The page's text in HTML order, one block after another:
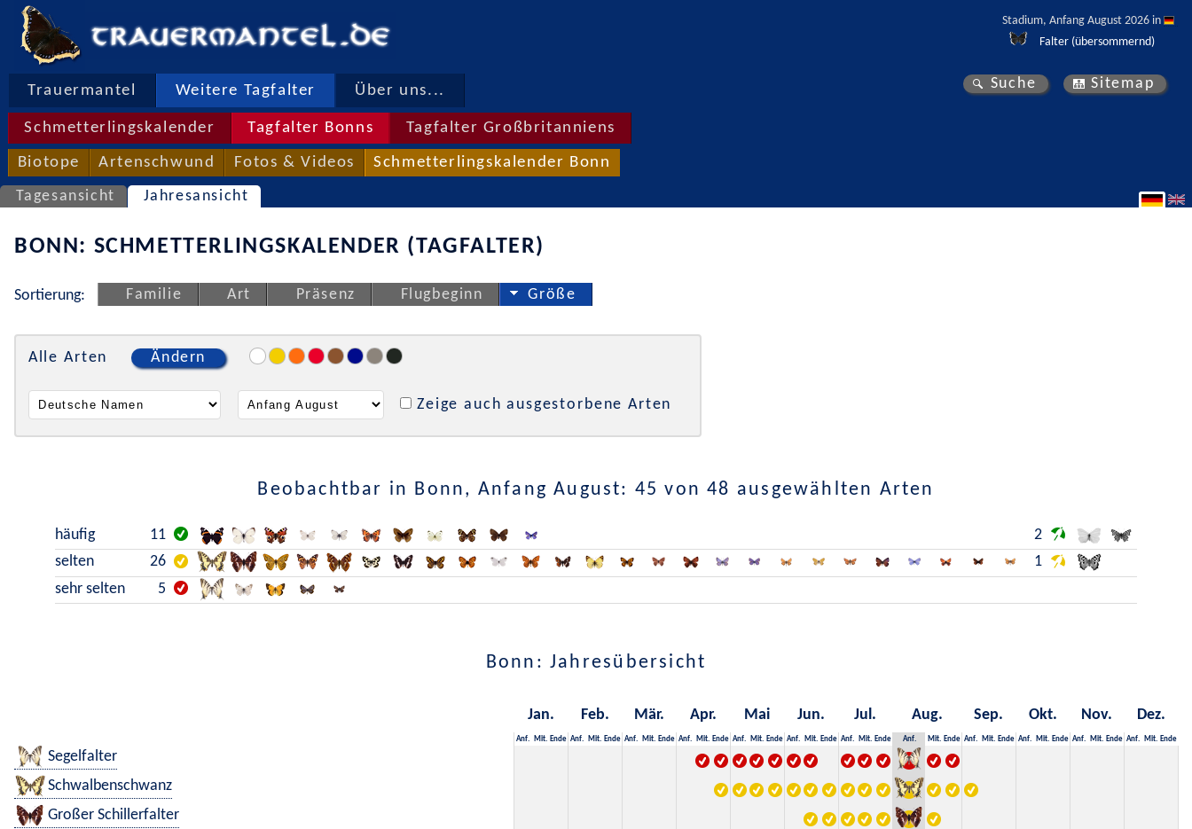
Stadium, Anfang August 2026 in
Falter (übersommernd)
Trauermantel Weitere Tagfalter Über uns...
Schmetterlingskalender Tagfalter Bonns Tagfalter Großbritanniens
Biotope Artenschwund Fotos & Videos Schmetterlingskalender Bonn
Suche Sitemap
Tagesansicht Jahresansicht
BONN: SCHMETTERLINGSKALENDER (TAGFALTER)
Sortierung: Familie Art Präsenz Flugbeginn Größe
Alle Arten Ändern
Zeige auch ausgestorbene Arten
Beobachtbar in Bonn, Anfang August: 45 von 48 ausgewählten Arten
häufig 11
2
selten
26
1
sehr selten
5
Bonn: Jahresübersicht
Jan. Feb. Mär. Apr. Mai Jun. Jul. Aug. Sep. Okt. Nov. Dez.
Anf. Mit. Ende Anf. Mit. Ende Anf. Mit. Ende Anf. Mit. Ende Anf. Mit. Ende Anf. Mit. Ende Anf. Mit. Ende Anf. Mit. Ende Anf. Mit. Ende Anf. Mit. Ende Anf. Mit. Ende Anf. Mit. Ende
Segelfalter
Schwalbenschwanz
Großer Schillerfalter